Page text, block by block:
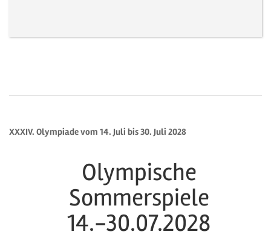
XXXIV. Olympiade vom 14. Juli bis 30. Juli 2028
Olympische
Sommerspiele
14.-30.07.2028